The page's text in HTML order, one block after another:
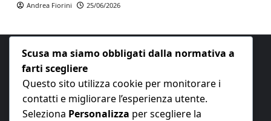
Andrea Fiorini 25/06/2026
E-mail:redazione@nuovaeconomia.it
Scusa ma siamo obbligati dalla normativa a
farti scegliere
Questo sito utilizza cookie per monitorare i
contatti e migliorare l’esperienza utente.
Seleziona Personalizza per scegliere la